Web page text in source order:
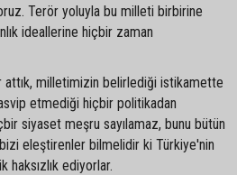
Terör yoluyla bu milleti birbirine
ideallerine hiçbir zaman
attık, milletimizin belirlediği istikamette
etmediği hiçbir politikadan
siyaset meşru sayılamaz, bunu bütün
eleştirenler bilmelidir ki Türkiye'nin
haksızlık ediyorlar.